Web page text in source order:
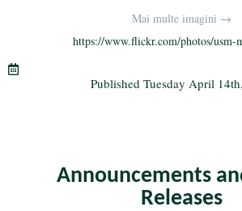
r a
m
ailre
Mai multe imagini →
https://www.flickr.com/photos/usm-
Published Tuesday April
Announcements
Releases